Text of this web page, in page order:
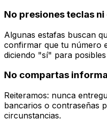
No presiones teclas
Algunas estafas buscan
confirmar que tu número
diciendo "sí" para
No compartas
Reiteramos: nunca
bancarios o contraseñas
circunstancias.